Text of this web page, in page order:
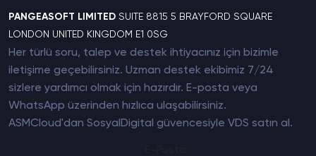
PANGEASOFT LIMITED SUITE 8815 5 BRAYFORD SQUARE
LONDON UNITED KINGDOM E1 0SG
Her türlü soru, talep ve destek ihtiyacınız için bizimle
iletişime geçebilirsiniz. Uzman destek ekibimiz 7/24
sizlere yardımcı olmak için hazırdır. E-posta veya
WhatsApp üzerinden hızlıca ulaşabilirsiniz.
ASMCloud'dan SosyalDigital güvencesiyle VDS satın al.